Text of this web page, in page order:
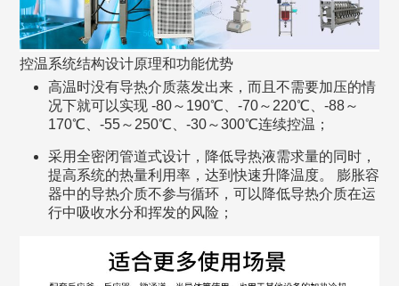
控温系统结构设计原理和功能优势
高温时没有导热介质蒸发出来，而且不需要加压的情
况下就可以实现 -80～190℃、-70～220℃、-88～
170℃、-55～250℃、-30～300℃连续控温；
采用全密闭管道式设计，降低导热液需求量的同时，
提高系统的热量利用率，达到快速升降温度。 膨胀容
器中的导热介质不参与循环，可以降低导热介质在运
行中吸收水分和挥发的风险；